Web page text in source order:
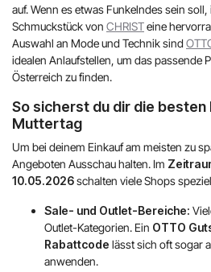
auf. Wenn es etwas Funkelndes sein
Schmuckstück von CHRISTeine
Auswahl an Mode und Technik sind
idealen Anlaufstellen, um das passende
Österreich zu finden.
So sicherst du dir die besten
Muttertag
Um bei deinem Einkauf am meisten zu
Angeboten Ausschau halten. Im
10.05.2026schalten viele Shops
Sale- und Outlet-Bereiche:
Outlet-Kategorien. Ein OTTO
Rabattcode lässt sich oft sogar
anwenden.